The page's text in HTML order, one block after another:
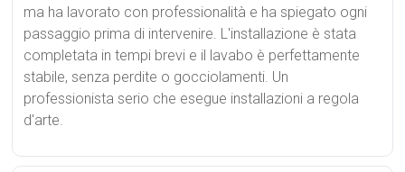
ma ha lavorato con professionalità e ha spiegato ogni
passaggio prima di intervenire. L'installazione è stata
completata in tempi brevi e il lavabo è perfettamente
stabile, senza perdite o gocciolamenti. Un
professionista serio che esegue installazioni a regola
d'arte.